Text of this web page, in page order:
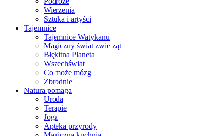
Wierzenia
Sztuka i artyści
Tajemnice
Tajemnice Watykanu
Magiczny świat zwierząt
Błękitna Planeta
Wszechświat
Co może mózg
Zbrodnie
Natura pomaga
Uroda
Terapie
Joga
Apteka przyrody